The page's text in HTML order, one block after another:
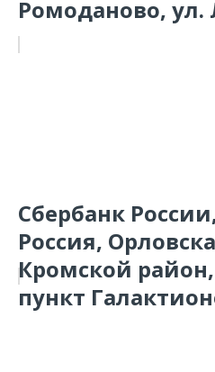
Ромоданово, ул.
Сбербанк
Россия,
Кромской
пункт